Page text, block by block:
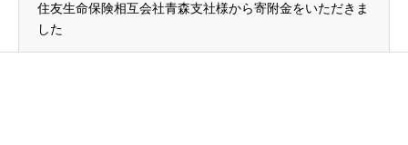
住友生命保険相互会社青森支社様から寄附金をいただきま
した